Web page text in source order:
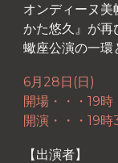
オンディーヌ美
かた悠久』が再
蠍座公演の一環
6月28日(日)
開場・・・19時
開演・・・19時
【出演者】